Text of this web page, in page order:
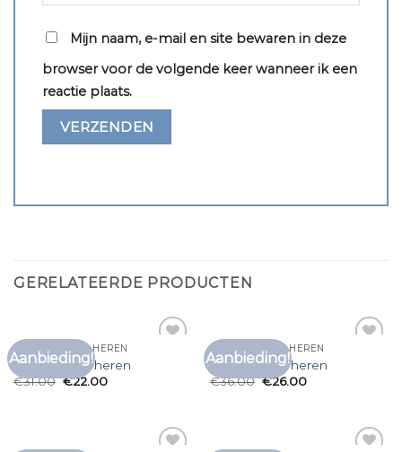
Mijn naam, e-mail en site bewaren in deze
browser voor de volgende keer wanneer ik een
reactie plaats.
GERELATEERDE PRODUCTEN
Aanbieding!
DIKKE T SHIRTS HEREN
dikke t shirts heren
€31.00 €22.00
Aanbieding!
DIKKE T SHIRTS HEREN
dikke t shirts heren
€36.00 €26.00